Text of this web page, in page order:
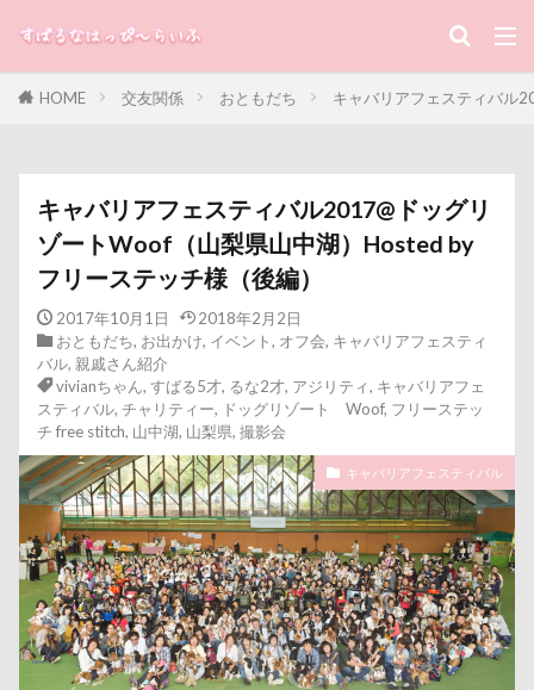
HOME 交友関係 おともだち キャバリアフェスティバル
キャバリアフェスティバル2017@ドッグリ
ゾートWoof（山梨県山中湖）Hosted by
フリーステッチ様（後編）
2017年10月1日
2018年2月2日
おともだち, お出かけ, イベント, オフ会, キャバリアフェスティ
バル, 親戚さん紹介
vivianちゃん, すばる5才, るな2才, アジリティ, キャバリアフェ
スティバル, チャリティー, ドッグリゾート Woof, フリーステッ
チ free stitch, 山中湖, 山梨県, 撮影会
キャバリアフェスティバル
カテゴリー
タグ
100円ショップ 写真パネル
出没！アド街ック天国
写真加工
公園 動物殺処分ゼロ 八重桜
優玖（はるく）くん
優しい
動物病院
保護犬 去勢手術 同胎
吉野家
叱るの忘れてシャッター切る
叱られた
口タプ
取りあい
博物館 北海道直送
南相馬鹿島SA
千里浜なぎさドライブウェイ
千葉県
千本松牧場
北軽井沢
倶利伽羅峠 保水効果 名刺
三
丘を越えて
世界平和 世界の名犬牧場
不貞寝